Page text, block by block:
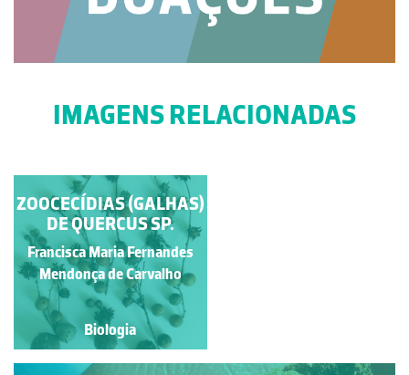
IMAGENS RELACIONADAS
BUGALHOS
Jose Pissarra
Biologia
ZOOCECÍDIAS (GALHAS)
DE QUERCUS SP.
Francisca Maria Fernandes
Mendonça de Carvalho
Biologia